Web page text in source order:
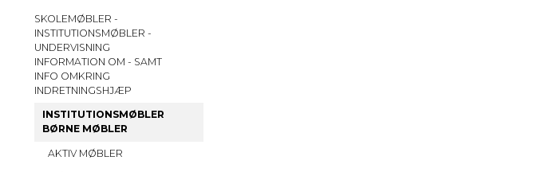
SKOLEMØBLER -
INSTITUTIONSMØBLER -
UNDERVISNING
INFORMATION OM - SAMT
INFO OMKRING
INDRETNINGSHJÆP
INSTITUTIONSMØBLER
BØRNE MØBLER
AKTIV MØBLER